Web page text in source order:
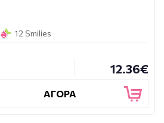
12 Smilies
12.36€
ΑΓΟΡΑ